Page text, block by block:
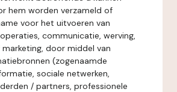
hem worden verzameld of
voor het uitvoeren van
communicatie, werving,
door middel van
(zogenaamde
sociale netwerken,
/ partners, professionele